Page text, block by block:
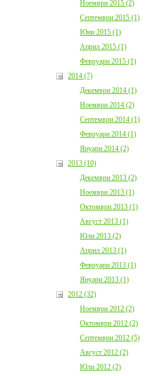
Ноември 2015 (2)
Септември 2015 (1)
Юни 2015 (1)
Април 2015 (1)
Февруари 2015 (1)
2014 (7)
Декември 2014 (1)
Ноември 2014 (2)
Септември 2014 (1)
Февруари 2014 (1)
Януари 2014 (2)
2013 (10)
Декември 2013 (2)
Ноември 2013 (1)
Октомври 2013 (1)
Август 2013 (1)
Юли 2013 (2)
Април 2013 (1)
Февруари 2013 (1)
Януари 2013 (1)
2012 (32)
Ноември 2012 (2)
Октомври 2012 (2)
Септември 2012 (5)
Август 2012 (2)
Юли 2012 (2)